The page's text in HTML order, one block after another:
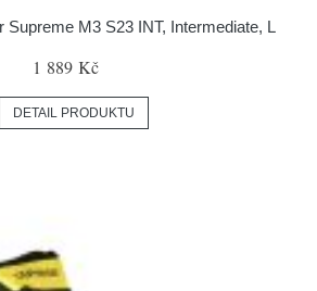
Supreme M3 S23 INT, Intermediate, L
1 889 Kč
DETAIL PRODUKTU